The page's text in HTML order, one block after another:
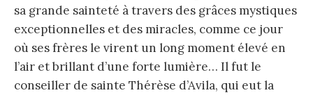
sa grande sainteté à travers des grâces mystiques
exceptionnelles et des miracles, comme ce jour
où ses frères le virent un long moment élevé en
l’air et brillant d’une forte lumière… Il fut le
conseiller de sainte Thérèse d’Avila, qui eut la